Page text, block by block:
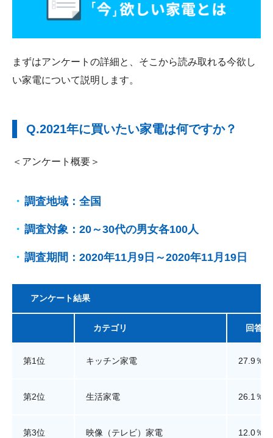
まずはアンケートの詳細と、そこから読み取れる今欲し
い家電について説明します。
Q.2021年に買いたい家電は何ですか？
＜アンケート概要＞
調査地域：全国
調査対象：20～30代の男女各100人
調査期間：2020年11月9日～2020年11月19日
アンケート結果
カテゴリ 回答
第1位 キッチン家電 27.9％
第2位 生活家電 26.1％
第3位 映像（テレビ）家電 12.0％